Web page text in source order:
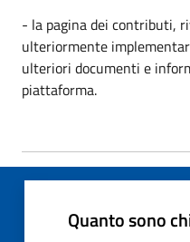
- la pagina dei contributi,
ulteriormente
ulteriori documenti e
piattaforma.
Quanto sono